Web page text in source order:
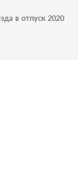
в отпуск 2020